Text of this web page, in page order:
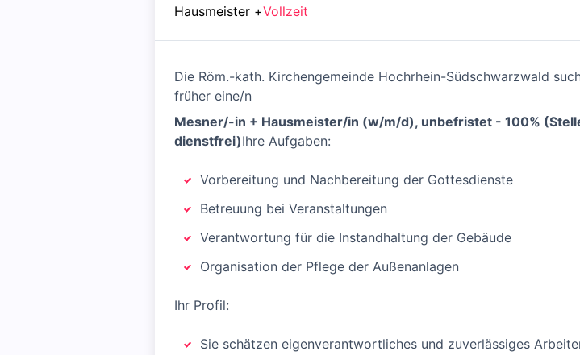
Hausmeister +Vollzeit
Die Röm.-kath. Kirchengemeinde Hochrhein-Südschwarzwald
früher eine/n
Mesner/-in + Hausmeister/in (w/m/d), unbefristet - 100%
dienstfrei)Ihre Aufgaben:
Vorbereitung und Nachbereitung der Gottesdienste
Betreuung bei Veranstaltungen
Verantwortung für die Instandhaltung der Gebäude
Organisation der Pflege der Außenanlagen
Ihr Profil:
Sie schätzen eigenverantwortliches und zuverlässiges